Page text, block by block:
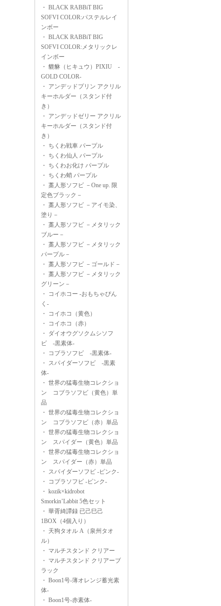
・ BLACK RABBiT BIG
SOFVI COLOR:パステルレイ
ンボー
・ BLACK RABBiT BIG
SOFVI COLOR:メタリックレ
インボー
・ 貔貅（ヒキュウ）PIXIU -
GOLD COLOR-
・ アンデッドプリン アクリル
キーホルダー（スタンド付
き）
・ アンデッドゼリー アクリル
キーホルダー（スタンド付
き）
・ ちくわ戦車 パープル
・ ちくわ仙人 パープル
・ ちくわお化け パープル
・ ちくわ蛸 パープル
・ 藁人形ソフビ －One up. 限
定色ブラック－
・ 藁人形ソフビ －アイモ染、
塗り－
・ 藁人形ソフビ －メタリック
ブルー－
・ 藁人形ソフビ －メタリック
パープル－
・ 藁人形ソフビ －ゴールド－
・ 藁人形ソフビ －メタリック
グリーン－
・
コイホコー -おもちゃぴん
く-
・
コイホコ（黄色）
・
コイホコ（赤）
・ ダイオウグソクムシソフ
ビ -黒素体-
・
コブラソフビ -黒素体-
・ スパイダーソフビ -黒素
体-
・ 世界の猛毒生物コレクショ
ン コブラソフビ（黄色）単
品
・ 世界の猛毒生物コレクショ
ン コブラソフビ（赤）単品
・ 世界の猛毒生物コレクショ
ン スパイダー（黄色）単品
・ 世界の猛毒生物コレクショ
ン スパイダー（赤）単品
・ スパイダーソフビ -ピンク-
・
コブラソフビ -ピンク-
・ kozik×kidrobot
Smorkin’Labbit 5色セット
・ 華胥綺譚録 已己巳己
1BOX（4個入り）
・ 天狗タオル A（泉州タオ
ル）
・ マルチスタンド クリアー
・ マルチスタンド クリアーブ
ラック
・ Boon1号-薄オレンジ蓄光素
体-
・ Boon1号-赤素体-